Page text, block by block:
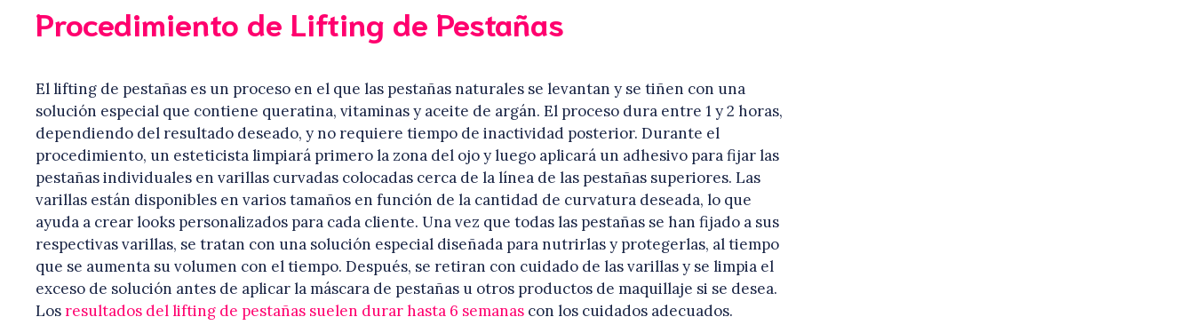
Procedimiento de Lifting de Pestañas
El lifting de pestañas es un proceso en el que las pestañas naturales se levantan y se tiñen con una
solución especial que contiene queratina, vitaminas y aceite de argán. El proceso dura entre 1 y 2 horas,
dependiendo del resultado deseado, y no requiere tiempo de inactividad posterior. Durante el
procedimiento, un esteticista limpiará primero la zona del ojo y luego aplicará un adhesivo para fijar las
pestañas individuales en varillas curvadas colocadas cerca de la línea de las pestañas superiores. Las
varillas están disponibles en varios tamaños en función de la cantidad de curvatura deseada, lo que
ayuda a crear looks personalizados para cada cliente. Una vez que todas las pestañas se han fijado a sus
respectivas varillas, se tratan con una solución especial diseñada para nutrirlas y protegerlas, al tiempo
que se aumenta su volumen con el tiempo. Después, se retiran con cuidado de las varillas y se limpia el
exceso de solución antes de aplicar la máscara de pestañas u otros productos de maquillaje si se desea.
Losresultados del lifting de pestañas suelen durar hasta 6 semanas con los cuidados adecuados.